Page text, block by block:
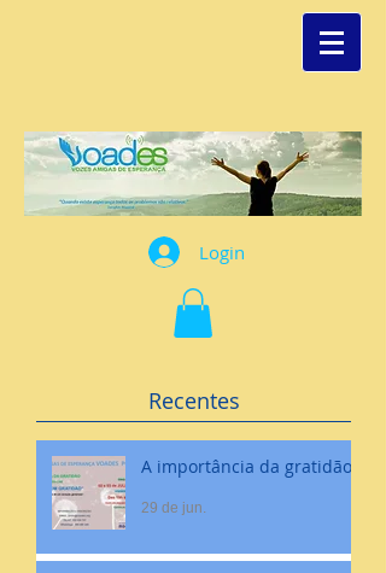
Login
Recentes
A importância da gratidão
29 de jun.